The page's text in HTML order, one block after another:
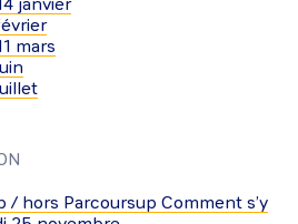
mars
/ hors Parcoursup Comment s’y